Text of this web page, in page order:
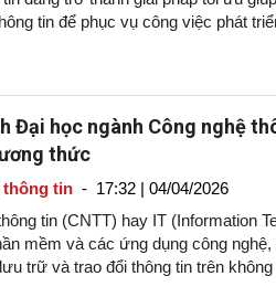
tin để phục vụ công việc phát
Đại học ngành Công nghệ
thức
thông tin- 17:32 | 04/04/2026
tin (CNTT) hay IT (Information
mềm và các ứng dụng công
trữ và trao đổi thông tin trên